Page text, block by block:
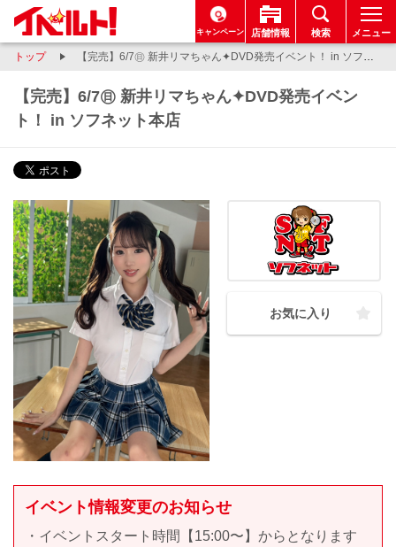
キャンペーン 店舗情報 検索 メニュー
トップ 【完売】6/7㊐ 新井リマちゃん✦DVD発売イベント！ in ソフネット本店
【完売】6/7㊐ 新井リマちゃん✦DVD発売イベン
ト！ in ソフネット本店
お気に入り
イベント情報変更のお知らせ
・イベントスタート時間【15:00〜】からとなります